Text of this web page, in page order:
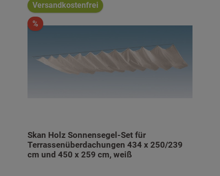
Versandkostenfrei
%
Skan Holz Sonnensegel-Set für
Terrassenüberdachungen 434 x 250/239
cm und 450 x 259 cm, weiß